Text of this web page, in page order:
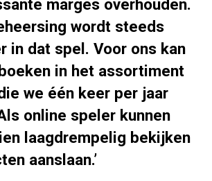
marges overhouden.
wordt steeds
in dat spel. Voor ons kan
in het assortiment
we één keer per jaar
online speler kunnen
laagdrempelig bekijken
aanslaan.’